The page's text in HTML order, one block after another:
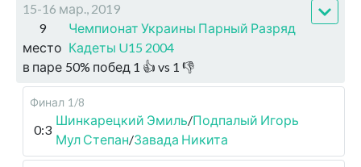
15-16 мар., 2019
9
место
Чемпионат Украины Парный Разряд
Кадеты U15 2004
в паре 50% побед 1 👍 vs 1 👎
Финал 1/8
0:3
Шинкарецкий Эмиль/Подпалый Игорь
Мул Степан/Завада Никита